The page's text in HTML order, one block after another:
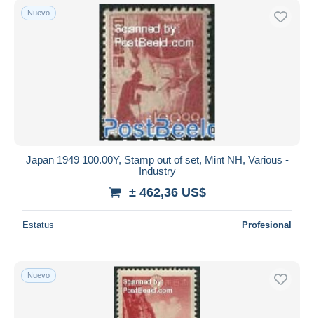
Nuevo
Japan 1949 100.00Y, Stamp out of set, Mint NH, Various -
Industry
± 462,36 US$
Estatus Profesional
Nuevo